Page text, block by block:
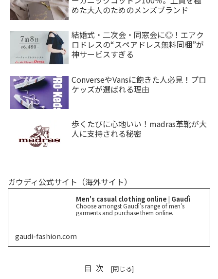
めた大人のためのメンズブランド
結婚式・二次会・同窓会に◎！エアク
ロドレスの“スペアドレス無料同梱”が
神サービスすぎる
ConverseやVansに飽きた人必見！プロ
ケッズが選ばれる理由
歩くたびに心地いい！madras革靴が大
人に支持される秘密
ガウディ公式サイト（海外サイト）
Men's casual clothing online | Gaudì
Choose amongst Gaudì’s range of men's
garments and purchase them online.
gaudi-fashion.com
目次